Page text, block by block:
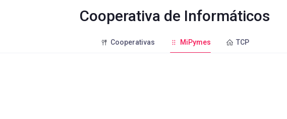
Cooperativa de Informáticos
Cooperativas MiPymes TCP